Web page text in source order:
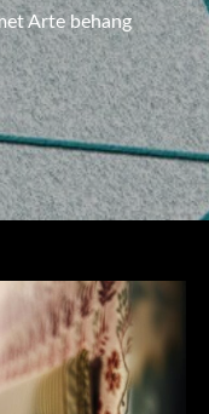
Arte behang